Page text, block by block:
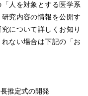
人を対象とする医学系
究内容の情報を公開す
について詳しくお知り
ない場合は下記の「お
推定式の開発